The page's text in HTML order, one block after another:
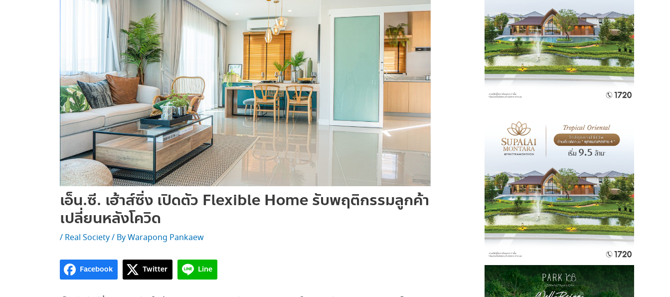
เอ็น.ซี. เฮ้าส์ซิ่ง เปิดตัว Flexible Home รับพฤติกรรมลูกค้า
เปลี่ยนหลังโควิด
/ Real Society/ ByWarapong Pankaew
Facebook Twitter Line